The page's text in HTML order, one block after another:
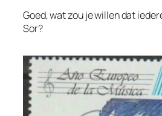
Goed, wat zou je willen dat
Sor?